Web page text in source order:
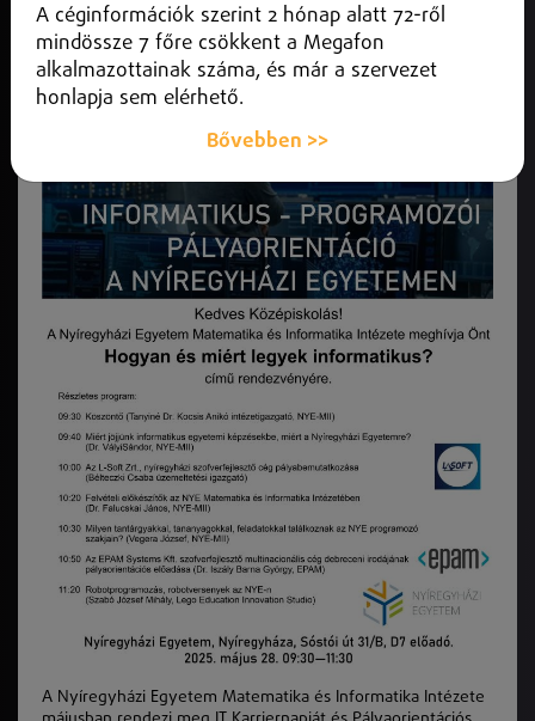
Pályaorientációs Napját.
A Nyíregyházi Egyetem Matematika és Informatika Intézete
A céginformációk szerint 2 hónap alatt 72-ről
mindössze 7 főre csökkent a Megafon
alkalmazottainak száma, és már a szervezet
honlapja sem elérhető.
Bővebben >>